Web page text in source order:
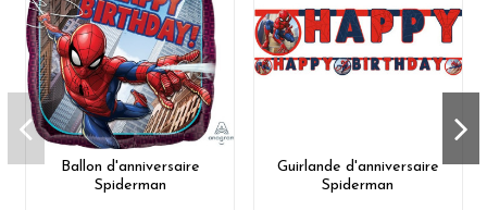
Ballon d'anniversaire
Spiderman
Guirlande d'anniversaire
Spiderman